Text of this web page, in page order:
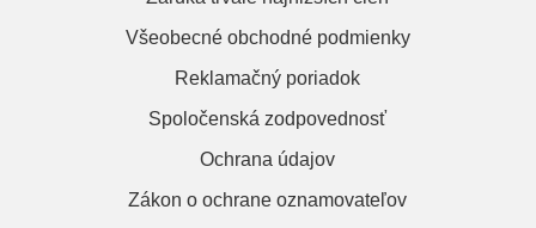
Všeobecné obchodné podmienky
Reklamačný poriadok
Spoločenská zodpovednosť
Ochrana údajov
Zákon o ochrane oznamovateľov